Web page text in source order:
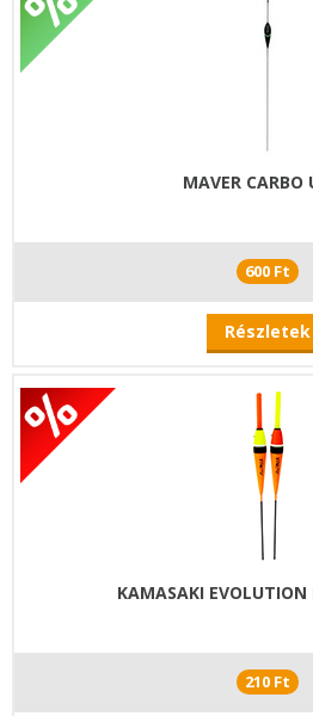
MAVER CARBO
600 Ft
Részletek
KAMASAKI EVOLUTION
210 Ft